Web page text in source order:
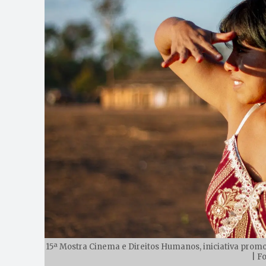
15ª Mostra Cinema e Direitos Humanos, iniciativa
|